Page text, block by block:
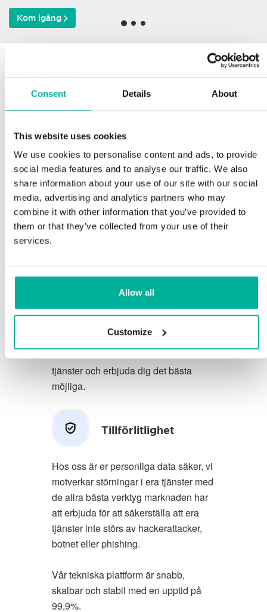
Consent Details About
This website uses cookies
We use cookies to personalise content and ads, to provide
social media features and to analyse our traffic. We also
share information about your use of our site with our social
media, advertising and analytics partners who may
combine it with other information that you’ve provided to
them or that they’ve collected from your use of their
services.
Allow all
Customize
Kom igång
Varför väljer våra kunder
oss?
Support
Du förtjänar att ha de allra bästa
förutsättningarna för din verksamhet.
Vi har en trevlig och kunnig
tjänster.
Vi strävar efter att överträfa dina
förstklassig service. Vi lär oss av din
feedback så att vi kan förbättra våra
tjänster och erbjuda dig det bästa
möjliga.
Tillförlitlighet
Hos oss är er personliga data säker, vi
motverkar störningar i era tjänster med
de allra bästa verktyg marknaden har
att erbjuda för att säkerställa att era
tjänster inte störs av hackerattacker,
botnet eller phishing.
Vår tekniska plattform är snabb,
skalbar och stabil med en upptid på
99,9%.